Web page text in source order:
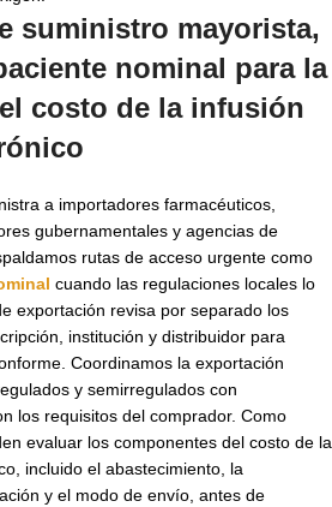
suministro mayorista,
nominal para la
costo de la infusión
a importadores farmacéuticos,
gubernamentales y agencias de
rutas de acceso urgente como
cuando las regulaciones locales lo
exportación revisa por separado los
institución y distribuidor para
Coordinamos la exportación
y semirregulados con
los requisitos del comprador. Como
evaluar los componentes del costo de la
incluido el abastecimiento, la
y el modo de envío, antes de